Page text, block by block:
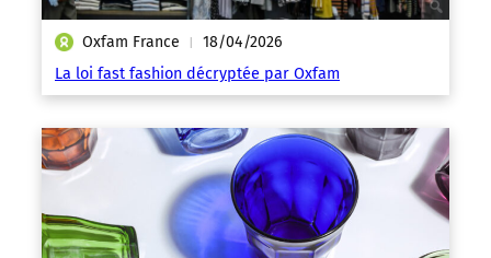
Oxfam France | 18/04/2026
La loi fast fashion décryptée par Oxfam